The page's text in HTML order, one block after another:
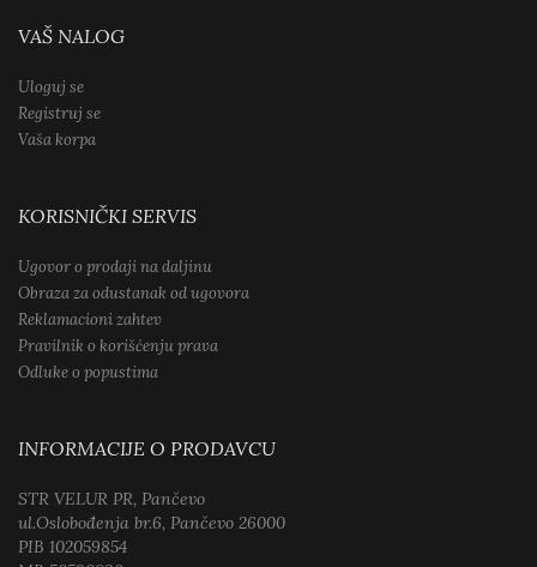
VAŠ NALOG
Uloguj se
Registruj se
Vaša korpa
KORISNIČKI SERVIS
Ugovor o prodaji na daljinu
Obraza za odustanak od ugovora
Reklamacioni zahtev
Pravilnik o korišćenju prava
Odluke o popustima
INFORMACIJE O PRODAVCU
STR VELUR PR, Pančevo
ul.Oslobođenja br.6, Pančevo 26000
PIB 102059854